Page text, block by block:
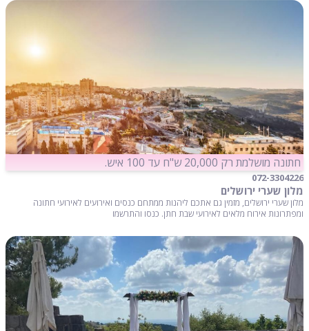
חתונה מושלמת רק 20,000 ש"ח עד 100 איש.
072-3304226
מלון שערי ירושלים
מלון שערי ירושלים, מזמין גם אתכם ליהנות ממתחם כנסים ואירועים לאירועי חתונה
ומפתרונות אירוח מלאים לאירועי שבת חתן. כנסו והתרשמו